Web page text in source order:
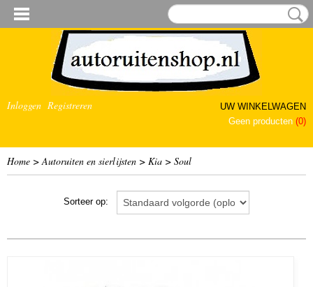
Inloggen Registreren
UW WINKELWAGEN
Geen producten (0)
Home >Autoruiten en sierlijsten > Kia > Soul
Sorteer op: